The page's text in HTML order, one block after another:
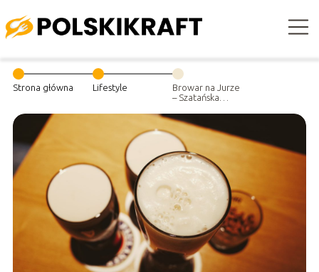
Strona główna Lifestyle
Browar na Jurze
– Szatańska